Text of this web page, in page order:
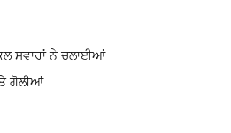
ਸਵਾਰਾਂ ਨੇ ਚਲਾਈਆਂ
ਗੋਲੀਆਂ